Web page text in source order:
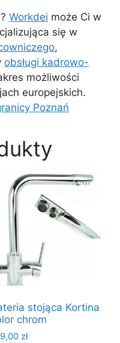
Workdei może Ci w
się w
,
obsługi kadrowo-
możliwości
europejskich.
Poznań
stojąca Kortina
chrom
zł